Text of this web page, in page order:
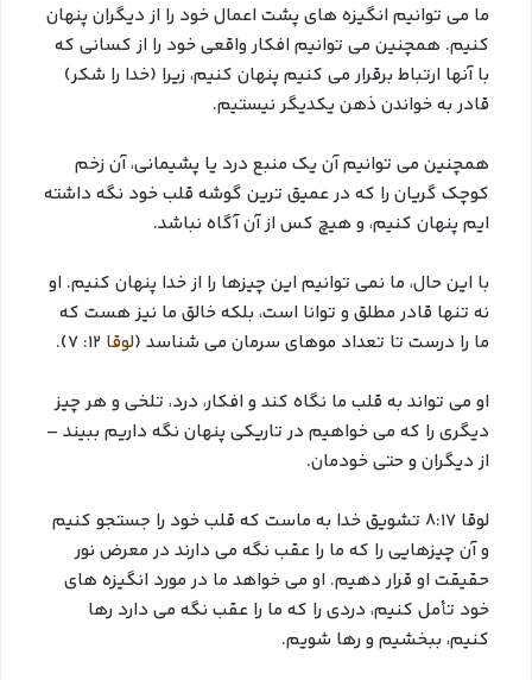
ما می توانیم انگیزه های پشت اعمال خود را از دیگران پنهان
کنیم. همچنین می توانیم افکار واقعی خود را از کسانی که
با آنها ارتباط برقرار می کنیم پنهان کنیم، زیرا (خدا را شکر)
قادر به خواندن ذهن یکدیگر نیستیم.
همچنین می توانیم آن یک منبع درد یا پشیمانی، آن زخم
کوچک گریان را که در عمیق ترین گوشه قلب خود نگه داشته
ایم پنهان کنیم، و هیچ کس از آن آگاه نباشد.
با این حال، ما نمی توانیم این چیزها را از خدا پنهان کنیم. او
نه تنها قادر مطلق و توانا است، بلکه خالق ما نیز هست که
ما را درست تا تعداد موهای سرمان می شناسد (لوقا
او می تواند به قلب ما نگاه کند و افکار، درد، تلخی و هر چیز
دیگری را که می خواهیم در تاریکی پنهان نگه داریم ببیند –
از دیگران و حتی خودمان.
لوقا 8:17 تشویق خدا به ماست که قلب خود را جستجو کنیم
و آن چیزهایی را که ما را عقب نگه می دارند در معرض نور
حقیقت او قرار دهیم. او می خواهد ما در مورد انگیزه های
خود تأمل کنیم، دردی را که ما را عقب نگه می دارد رها
کنیم، ببخشیم و رها شویم.